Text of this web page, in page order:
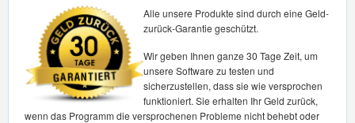
Alle unsere Produkte sind durch eine Geld-
zurück-Garantie geschützt.
Wir geben Ihnen ganze 30 Tage Zeit, um
unsere Software zu testen und
sicherzustellen, dass sie wie versprochen
funktioniert. Sie erhalten Ihr Geld zurück,
wenn das Programm die versprochenen Probleme nicht behebt oder